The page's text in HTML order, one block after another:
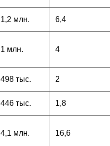
1,2 млн. 6,4
1 млн. 4
498 тыс. 2
446 тыс. 1,8
4,1 млн. 16,6